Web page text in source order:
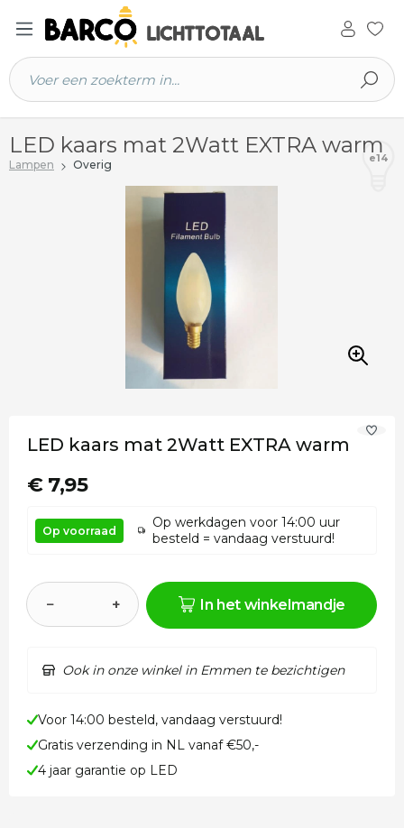
hoofdinhoud
LED kaars mat 2Watt EXTRA warm
Lampen Overig e14
LED kaars mat 2Watt EXTRA warm
€ 7,95
Op voorraad
Op werkdagen voor 14:00 uur
besteld = vandaag verstuurd!
− + In het winkelmandje
Ook in onze winkel in Emmen te bezichtigen
Voor 14:00 besteld, vandaag verstuurd!
Gratis verzending in NL vanaf €50,-
4 jaar garantie op LED